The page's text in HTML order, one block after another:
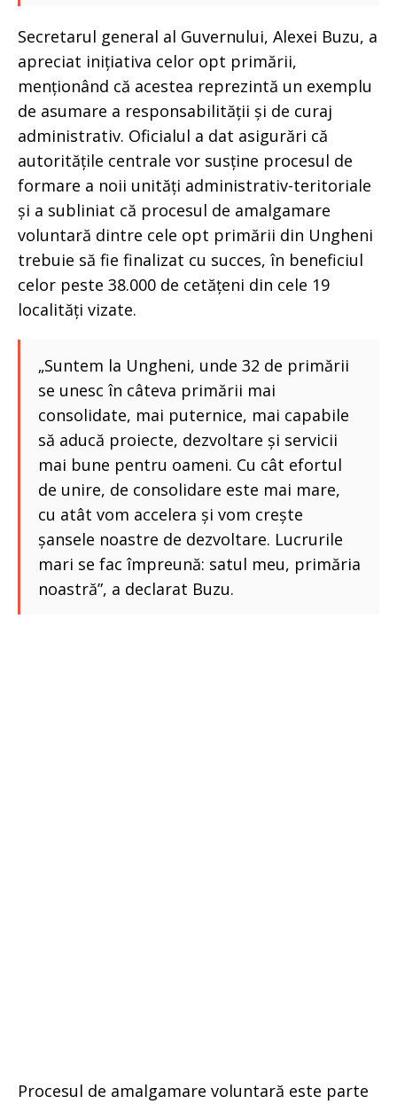
Secretarul general al Guvernului, Alexei Buzu, a
apreciat inițiativa celor opt primării,
menționând că acestea reprezintă un exemplu
de asumare a responsabilității și de curaj
administrativ. Oficialul a dat asigurări că
autoritățile centrale vor susține procesul de
formare a noii unități administrativ-teritoriale
și a subliniat că procesul de amalgamare
voluntară dintre cele opt primării din Ungheni
trebuie să fie finalizat cu succes, în beneficiul
celor peste 38.000 de cetățeni din cele 19
localități vizate.
„Suntem la Ungheni, unde 32 de primării
se unesc în câteva primării mai
consolidate, mai puternice, mai capabile
să aducă proiecte, dezvoltare și servicii
mai bune pentru oameni. Cu cât efortul
de unire, de consolidare este mai mare,
cu atât vom accelera și vom crește
șansele noastre de dezvoltare. Lucrurile
mari se fac împreună: satul meu, primăria
noastră”, a declarat Buzu.
Procesul de amalgamare voluntară este parte